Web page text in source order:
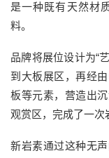
是一种既有天然材
料。
品牌将展位设计为“
到大板展区，再经
板等元素，营造出
观赏区， 完成了一次
新岩素通过这种无